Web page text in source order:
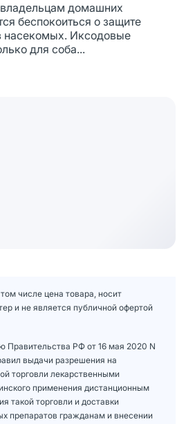
домашних
беспокоиться о защите
насекомых. Иксодовые
для соба...
числе цена товара, носит
и не является публичной офертой
Правительства РФ от 16 мая 2020 N
выдачи разрешения на
торговли лекарственными
применения дистанционным
такой торговли и доставки
препаратов гражданам и внесении